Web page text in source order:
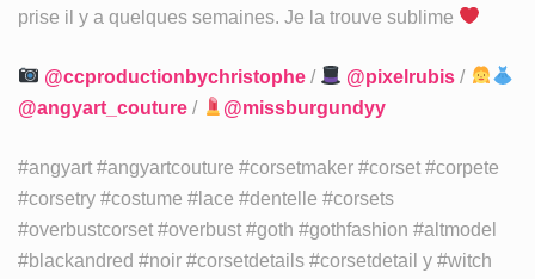
prise il y a quelques semaines. Je la trouve sublime
@ccproductionbychristophe / @pixelrubis /
@angyart_couture⁣ / @missburgundyy
#angyart #angyartcouture #corsetmaker #corset #corpete
#corsetry #costume #lace #dentelle #corsets
#overbustcorset #overbust #goth #gothfashion #altmodel
#blackandred #noir #corsetdetails #corsetdetail y #witch